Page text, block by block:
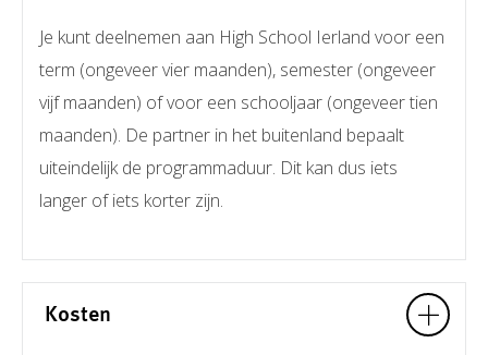
Je kunt deelnemen aan High School Ierland voor een
term (ongeveer vier maanden), semester (ongeveer
vijf maanden) of voor een schooljaar (ongeveer tien
maanden). De partner in het buitenland bepaalt
uiteindelijk de programmaduur. Dit kan dus iets
langer of iets korter zijn.
Kosten